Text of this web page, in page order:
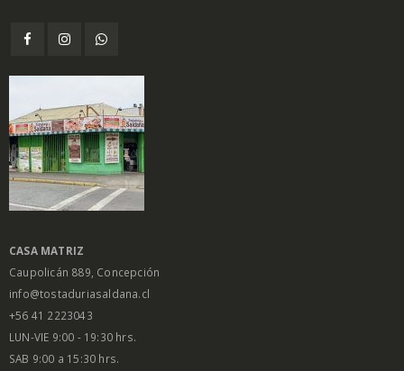
CASA MATRIZ
Caupolicán 889, Concepción
info@tostaduriasaldana.cl
+56 41 2223043
LUN-VIE 9:00 - 19:30 hrs.
SAB 9:00 a 15:30 hrs.